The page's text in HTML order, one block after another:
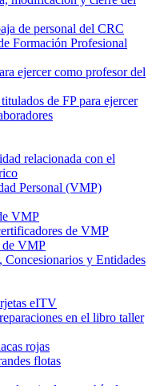
de personal del CRC
Formación Profesional
ejercer como profesor del
de FP para ejercer
relacionada con el
Personal (VMP)
VMP
de VMP
de VMP
Concesionarios y Entidades
eITV
en el libro taller
rojas
flotas